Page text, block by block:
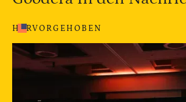
HERVORGEHOBEN